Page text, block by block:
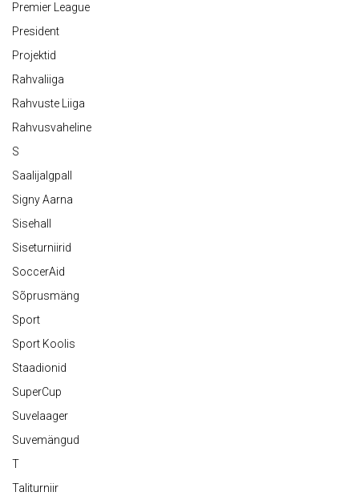
Premier League
President
Projektid
Rahvaliiga
Rahvuste Liiga
Rahvusvaheline
S
Saalijalgpall
Signy Aarna
Sisehall
Siseturniirid
SoccerAid
Sõprusmäng
Sport
Sport Koolis
Staadionid
SuperCup
Suvelaager
Suvemängud
T
Taliturniir